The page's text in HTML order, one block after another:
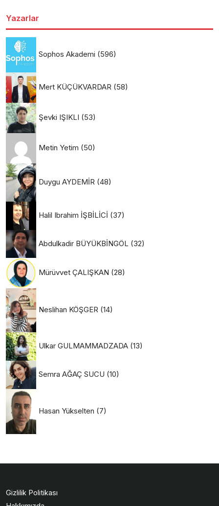
Yazarlar
Sophos Akademi (596)
Mert KÜÇÜKVARDAR (58)
Şevki IŞIKLI (53)
Metin Yetim (50)
Duygu AYDEMİR (48)
Halil Ibrahim İŞBİLİCİ (37)
Abdulkadir BÜYÜKBİNGÖL (32)
Mürüvvet ÇALIŞKAN (28)
Neslihan KÖŞGER (14)
Ulkar GULMAMMADZADA (13)
Semra AĞAÇ SUCU (10)
Hasan Yükselten (7)
Gizlilik Politikası